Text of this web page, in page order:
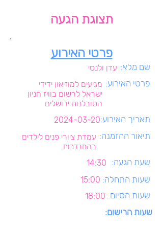
תצוגת הגעה
פרטי האירוע
עדן ולנסי שם מלא:
מגיעים למוזיאון ידידי
ישראל לרשום בוויז חניון
הסובלנות ירושלים
פרטי האירוע:
2024-03-20תאריך האירוע:
עמדת ציורי פנים לילדים
בהתנדבות
תיאור ההזמנה:
14:30 שעת הגעה:
15:00 שעות התחלה:
18:00 שעות הסיום:
שעות הרישום: